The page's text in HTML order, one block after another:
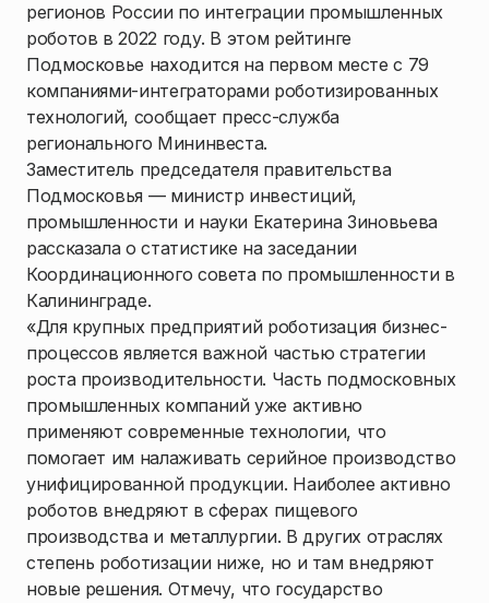
регионов России по интеграции промышленных
роботов в 2022 году. В этом рейтинге
Подмосковье находится на первом месте с 79
компаниями-интеграторами роботизированных
технологий, сообщает пресс-служба
регионального Мининвеста.
Заместитель председателя правительства
Подмосковья — министр инвестиций,
промышленности и науки Екатерина Зиновьева
рассказала о статистике на заседании
Координационного совета по промышленности в
Калининграде.
«Для крупных предприятий роботизация бизнес-
процессов является важной частью стратегии
роста производительности. Часть подмосковных
промышленных компаний уже активно
применяют современные технологии, что
помогает им налаживать серийное производство
унифицированной продукции. Наиболее активно
роботов внедряют в сферах пищевого
производства и металлургии. В других отраслях
степень роботизации ниже, но и там внедряют
новые решения. Отмечу, что государство